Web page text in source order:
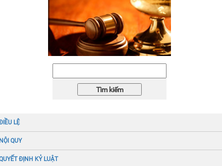
LỆ
QUY
ĐỊNH KỶ LUẬT